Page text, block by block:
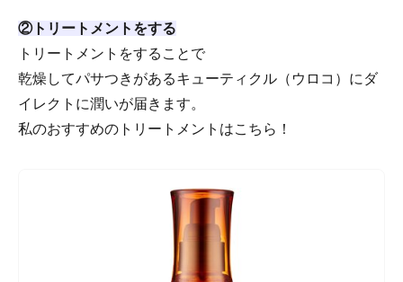
②トリートメントをする
トリートメントをすることで
乾燥してパサつきがあるキューティクル（ウロコ）にダ
イレクトに潤いが届きます。
私のおすすめのトリートメントはこちら！